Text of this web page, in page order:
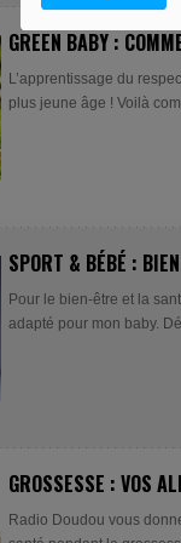
GREEN BABY :
L’apprentissage du
plus jeune âge ! Voilà
SPORT & BÉBÉ :
Pour le bien-être et la
adapté pour mon baby.
GROSSESSE : VOS
Radio Doudou vous